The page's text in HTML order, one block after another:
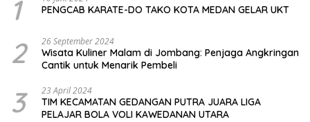
1 PENGCAB KARATE-DO TAKO KOTA MEDAN GELAR UKT
2 26 September 2024
Wisata Kuliner Malam di Jombang: Penjaga Angkringan
Cantik untuk Menarik Pembeli
3 23 April 2024
TIM KECAMATAN GEDANGAN PUTRA JUARA LIGA
PELAJAR BOLA VOLI KAWEDANAN UTARA